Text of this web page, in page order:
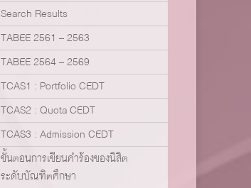
Search Results
TABEE 2561 – 2563
TABEE 2564 – 2569
TCAS1 : Portfolio CEDT
TCAS2 : Quota CEDT
TCAS3 : Admission CEDT
ขั้นตอนการเขียนคำร้องของนิสิต
ระดับบัณฑิตศึกษา